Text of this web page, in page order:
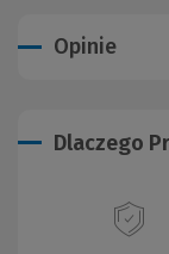
Opinie
Dlaczego